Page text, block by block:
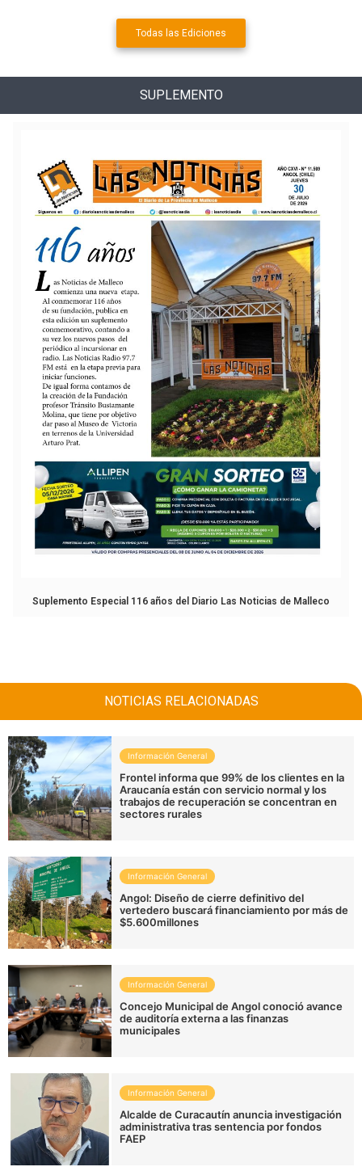
Todas las Ediciones
SUPLEMENTO
Suplemento Especial 116 años del Diario Las Noticias de Malleco
NOTICIAS RELACIONADAS
Información General
Frontel informa que 99% de los clientes en la
Araucanía están con servicio normal y los
trabajos de recuperación se concentran en
sectores rurales
Información General
Angol: Diseño de cierre definitivo del
vertedero buscará financiamiento por más de
$5.600millones
Información General
Concejo Municipal de Angol conoció avance
de auditoría externa a las finanzas
municipales
Información General
Alcalde de Curacautín anuncia investigación
administrativa tras sentencia por fondos
FAEP